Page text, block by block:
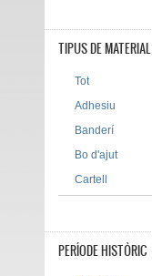
TIPUS DE MATERIAL
Tot
Adhesiu
Banderí
Bo d'ajut
Cartell
PERÍODE HISTÒRIC